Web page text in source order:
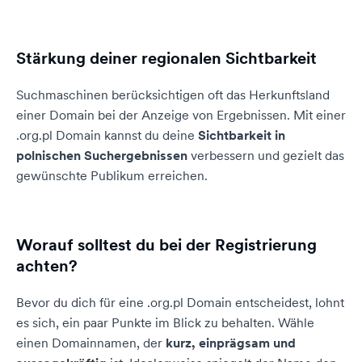
Stärkung deiner regionalen Sichtbarkeit
Suchmaschinen berücksichtigen oft das Herkunftsland
einer Domain bei der Anzeige von Ergebnissen. Mit einer
.org.pl Domain kannst du deine Sichtbarkeit in
polnischen Suchergebnissen verbessern und gezielt das
gewünschte Publikum erreichen.
Worauf solltest du bei der Registrierung
achten?
Bevor du dich für eine .org.pl Domain entscheidest, lohnt
es sich, ein paar Punkte im Blick zu behalten. Wähle
einen Domainnamen, der kurz, einprägsam und